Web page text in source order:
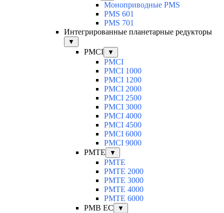
Моноприводные PMS
PMS 601
PMS 701
Интегрированные планетарные редукторы
▼
PMCI ▼
PMCI
PMCI 1000
PMCI 1200
PMCI 2000
PMCI 2500
PMCI 3000
PMCI 4000
PMCI 4500
PMCI 6000
PMCI 9000
PMTE
▼
PMTE
PMTE 2000
PMTE 3000
PMTE 4000
PMTE 6000
PMB EC
▼